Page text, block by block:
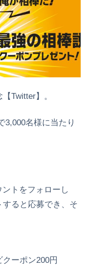
Twitter】。
3,000名様に当たり
トをフォローし
ると応募でき、そ
ーポン200円